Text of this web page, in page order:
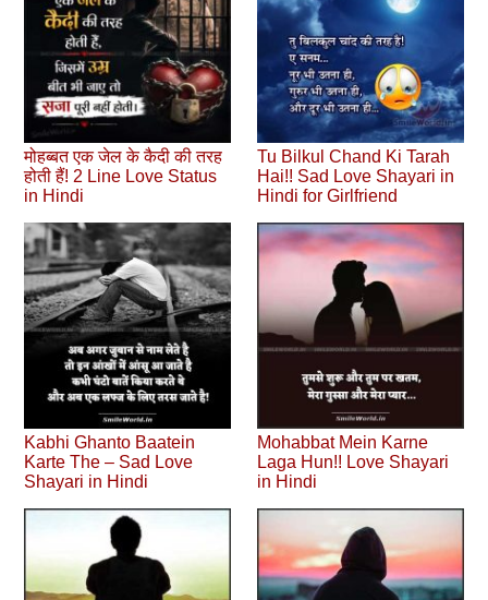
मोहब्‍बत एक जेल के कैदी की तरह
होती हैं! 2 Line Love Status
in Hindi
Tu Bilkul Chand Ki Tarah
Hai!! Sad Love Shayari in
Hindi for Girlfriend
Kabhi Ghanto Baatein
Karte The – Sad Love
Shayari in Hindi
Mohabbat Mein Karne
Laga Hun!! Love Shayari
in Hindi